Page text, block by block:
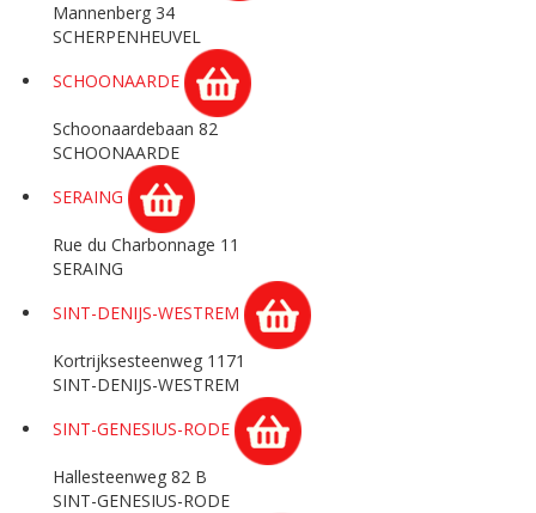
Mannenberg 34
SCHERPENHEUVEL
SCHOONAARDE
Schoonaardebaan 82
SCHOONAARDE
SERAING
Rue du Charbonnage 11
SERAING
SINT-DENIJS-WESTREM
Kortrijksesteenweg 1171
SINT-DENIJS-WESTREM
SINT-GENESIUS-RODE
Hallesteenweg 82 B
SINT-GENESIUS-RODE